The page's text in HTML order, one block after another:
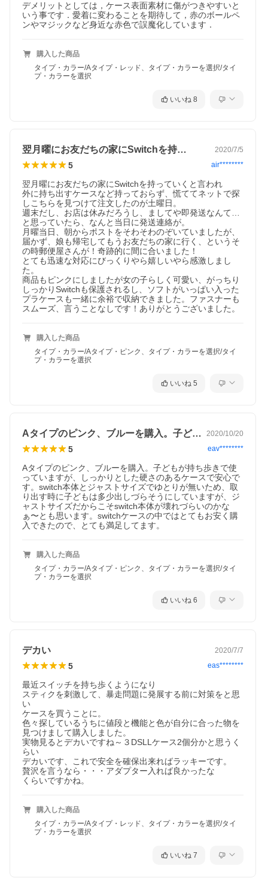
デメリットとしては，ケース表面素材に傷がつきやすいと
いう事です．愛着に変わることを期待して，赤のボールペ
ンやマジックなど身近な赤色で誤魔化しています．
購入した商品
タイプ・カラー/Aタイプ・レッド、タイプ・カラーを選択/タイ
プ・カラーを選択
いいね 8
翌月曜にお友だちの家にSwitchを持… 2020/7/5
5 air********
翌月曜にお友だちの家にSwitchを持っていくと言われ
外に持ち出すケースなど持っておらず、慌ててネットで探
しこちらを見つけて注文したのが土曜日。
週末だし、お店は休みだろうし、ましてや即発送なんて…
と思っていたら、なんと当日に発送連絡が。
月曜当日、朝からポストをそわそわのぞいていましたが、
届かず、娘も帰宅してもうお友だちの家に行く、というそ
の時郵便屋さんが！奇跡的に間に合いました！
とても迅速な対応にびっくりやら嬉しいやら感激しまし
た。
商品もピンクにしましたが女の子らしく可愛い、がっちり
しっかりSwitchも保護されるし、ソフトがいっぱい入った
プラケースも一緒に余裕で収納できました。ファスナーも
スムーズ、言うことなしです！ありがとうございました。
購入した商品
タイプ・カラー/Aタイプ・ピンク、タイプ・カラーを選択/タイ
プ・カラーを選択
いいね 5
Aタイプのピンク、ブルーを購入。子ども… 2020/10/20
5 eav********
Aタイプのピンク、ブルーを購入。子どもが持ち歩きで使
っていますが、しっかりとした硬さのあるケースで安心で
す。switch本体とジャストサイズでゆとりが無いため、取
り出す時に子どもは多少出しづらそうにしていますが、ジ
ャストサイズだからこそswitch本体が壊れづらいのかな
ぁ〜とも思います。switchケースの中ではとてもお安く購
入できたので、とても満足してます。
購入した商品
タイプ・カラー/Aタイプ・ピンク、タイプ・カラーを選択/タイ
プ・カラーを選択
いいね 6
デカい 2020/7/7
5 eas********
最近スイッチを持ち歩くようになり
スティクを刺激して、暴走問題に発展する前に対策をと思
い
ケースを買うことに。
色々探しているうちに値段と機能と色が自分に合った物を
見つけまして購入しました。
実物見るとデカいですね～３DSLLケース2個分かと思うく
らい
デカいです、これで安全を確保出来ればラッキーです。
贅沢を言うなら・・・アダプター入れば良かったな
くらいですかね。
購入した商品
タイプ・カラー/Aタイプ・レッド、タイプ・カラーを選択/タイ
プ・カラーを選択
いいね 7